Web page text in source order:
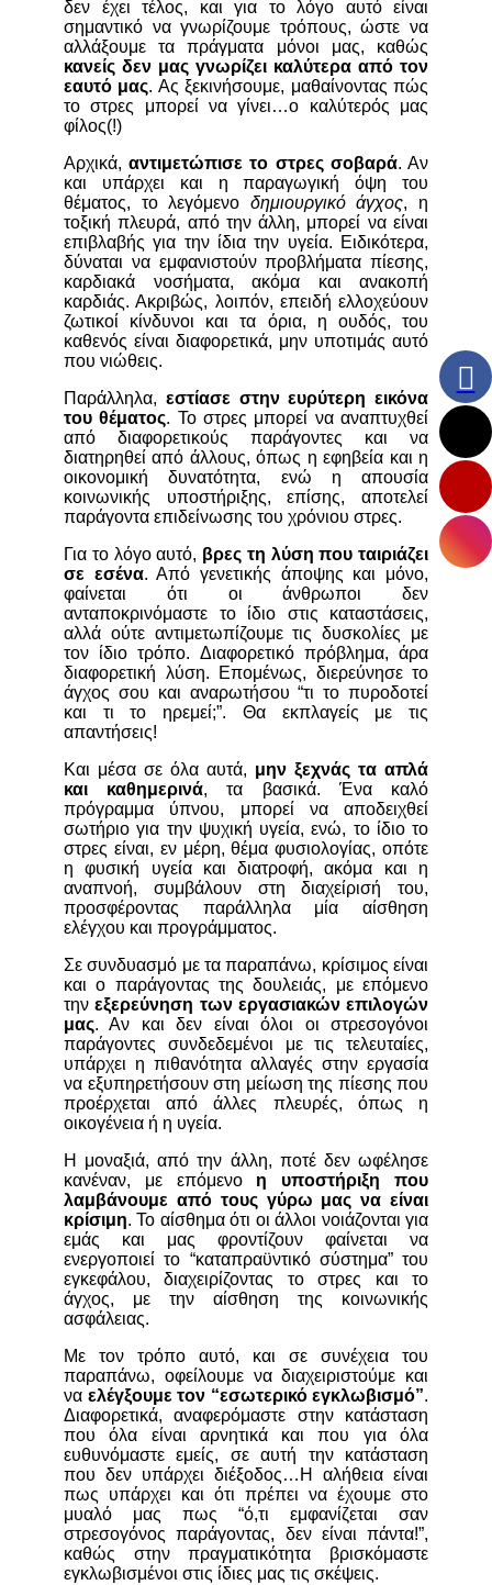
δεν έχει τέλος, και για το λόγο αυτό είναι
σημαντικό να γνωρίζουμε τρόπους, ώστε να
αλλάξουμε τα πράγματα μόνοι μας, καθώς
κανείς δεν μας γνωρίζει καλύτερα από τον
εαυτό μας. Ας ξεκινήσουμε, μαθαίνοντας πώς
το στρες μπορεί να γίνει…ο καλύτερός μας
φίλος(!)
Αρχικά,αντιμετώπισε το στρες σοβαρά. Αν
και υπάρχει και η παραγωγική όψη του
θέματος, το λεγόμενο δημιουργικό άγχος, η
τοξική πλευρά, από την άλλη, μπορεί να είναι
επιβλαβής για την ίδια την υγεία. Ειδικότερα,
δύναται να εμφανιστούν προβλήματα πίεσης,
καρδιακά νοσήματα, ακόμα και ανακοπή
καρδιάς. Ακριβώς, λοιπόν, επειδή ελλοχεύουν
ζωτικοί κίνδυνοι και τα όρια, η ουδός, του
καθενός είναι διαφορετικά, μην υποτιμάς αυτό
που νιώθεις.
Παράλληλα, εστίασε στην ευρύτερη εικόνα
του θέματος. Το στρες μπορεί να αναπτυχθεί
από διαφορετικούς παράγοντες και να
διατηρηθεί από άλλους, όπως η εφηβεία και η
οικονομική δυνατότητα, ενώ η απουσία
κοινωνικής υποστήριξης, επίσης, αποτελεί
παράγοντα επιδείνωσης του χρόνιου στρες.
Για το λόγο αυτό, βρες τη λύση που ταιριάζει
σε εσένα. Από γενετικής άποψης και μόνο,
φαίνεται ότι οι άνθρωποι δεν
ανταποκρινόμαστε το ίδιο στις καταστάσεις,
αλλά ούτε αντιμετωπίζουμε τις δυσκολίες με
τον ίδιο τρόπο. Διαφορετικό πρόβλημα, άρα
διαφορετική λύση. Επομένως, διερεύνησε το
άγχος σου και αναρωτήσου “τι το πυροδοτεί
και τι το ηρεμεί;”. Θα εκπλαγείς με τις
απαντήσεις!
Και μέσα σε όλα αυτά, μην ξεχνάς τα απλά
και καθημερινά, τα βασικά. Ένα καλό
πρόγραμμα ύπνου, μπορεί να αποδειχθεί
σωτήριο για την ψυχική υγεία, ενώ, το ίδιο το
στρες είναι, εν μέρη, θέμα φυσιολογίας, οπότε
η φυσική υγεία και διατροφή, ακόμα και η
αναπνοή, συμβάλουν στη διαχείρισή του,
προσφέροντας παράλληλα μία αίσθηση
ελέγχου και προγράμματος.
Σε συνδυασμό με τα παραπάνω, κρίσιμος είναι
και ο παράγοντας της δουλειάς, με επόμενο
τηνεξερεύνηση των εργασιακών επιλογών
μας. Αν και δεν είναι όλοι οι στρεσογόνοι
παράγοντες συνδεδεμένοι με τις τελευταίες,
υπάρχει η πιθανότητα αλλαγές στην εργασία
να εξυπηρετήσουν στη μείωση της πίεσης που
προέρχεται από άλλες πλευρές, όπως η
οικογένεια ή η υγεία.
Η μοναξιά, από την άλλη, ποτέ δεν ωφέλησε
κανέναν, με επόμενο η υποστήριξη που
λαμβάνουμε από τους γύρω μας να είναι
κρίσιμη. Το αίσθημα ότι οι άλλοι νοιάζονται για
εμάς και μας φροντίζουν φαίνεται να
ενεργοποιεί το “καταπραϋντικό σύστημα” του
εγκεφάλου, διαχειρίζοντας το στρες και το
άγχος, με την αίσθηση της κοινωνικής
ασφάλειας.
Με τον τρόπο αυτό, και σε συνέχεια του
παραπάνω, οφείλουμε να διαχειριστούμε και
να ελέγξουμε τον “εσωτερικό εγκλωβισμό”.
Διαφορετικά, αναφερόμαστε στην κατάσταση
που όλα είναι αρνητικά και που για όλα
ευθυνόμαστε εμείς, σε αυτή την κατάσταση
που δεν υπάρχει διέξοδος…Η αλήθεια είναι
πως υπάρχει και ότι πρέπει να έχουμε στο
μυαλό μας πως “ό,τι εμφανίζεται σαν
στρεσογόνος παράγοντας, δεν είναι πάντα!”,
καθώς στην πραγματικότητα βρισκόμαστε
εγκλωβισμένοι στις ίδιες μας τις σκέψεις.